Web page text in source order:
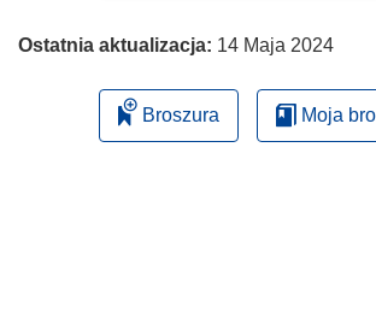
Ostatnia aktualizacja: 14 Maja 2024
Broszura Moja